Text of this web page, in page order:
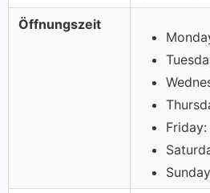
Öffnungszeit